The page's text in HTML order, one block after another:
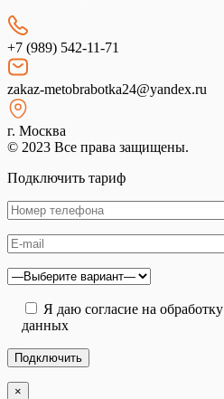
+7 (989) 542-11-71
zakaz-metobrabotka24@yandex.ru
г. Москва
© 2023 Все права защищены.
Подключить тариф
Я даю согласие на
данных
×